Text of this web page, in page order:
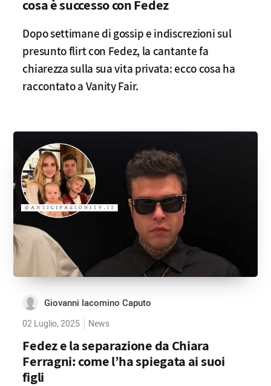
cosa è successo con Fedez
Dopo settimane di gossip e indiscrezioni sul
presunto flirt con Fedez, la cantante fa
chiarezza sulla sua vita privata: ecco cosa ha
raccontato a Vanity Fair.
Giovanni Iacomino Caputo
02 Luglio, 2025 News
Fedez e la separazione da Chiara
Ferragni: come l’ha spiegata ai suoi
figli